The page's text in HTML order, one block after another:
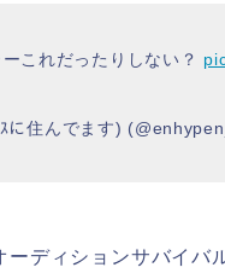
これだったりしない？
に住んでます)
ーディションサバイバ